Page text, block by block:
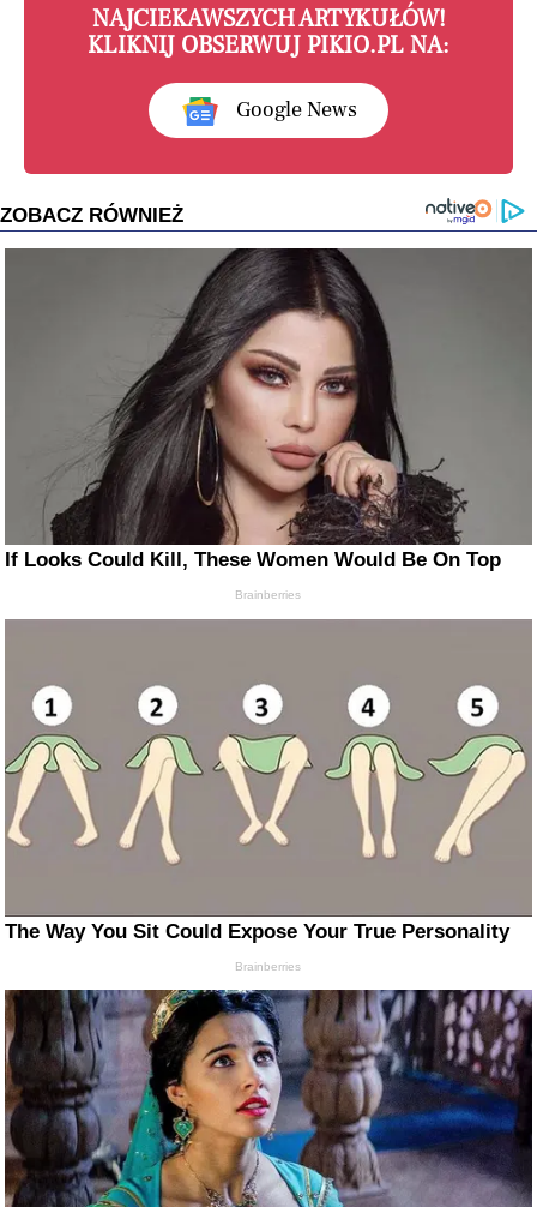
NAJCIEKAWSZYCH ARTYKUŁÓW!
KLIKNIJ OBSERWUJ PIKIO.PL NA:
Google News
ZOBACZ RÓWNIEŻ
If Looks Could Kill, These Women Would Be On Top
Brainberries
The Way You Sit Could Expose Your True Personality
Brainberries